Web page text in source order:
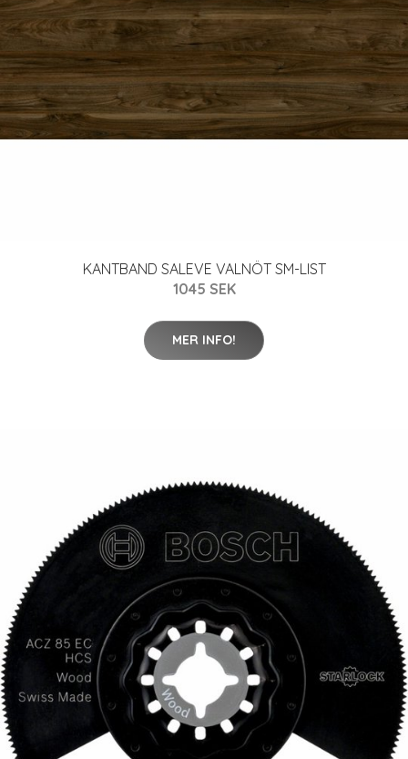
KANTBAND SALEVE VALNÖT SM-LIST
1045 SEK
MER INFO!